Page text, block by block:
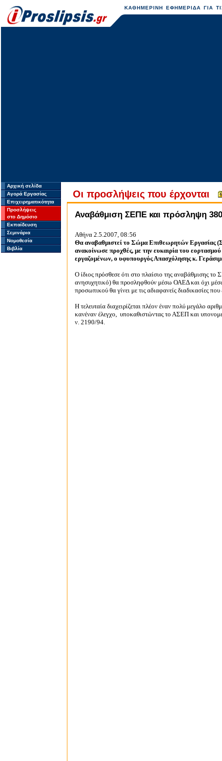
ΚΑΘΗΜΕΡΙΝΗ ΕΦΗΜΕΡΙΔΑ ΓΙΑ
Αρχική σελίδα
Αγορά Εργασίας
Επιχειρηματικότητα
Προσλήψεις
στο Δημόσιο
Εκπαίδευση
Σεμινάρια
Νομοθεσία
Βιβλία
Οι προσλήψεις που έρχονται
Αναβάθμιση ΣΕΠΕ και πρόσληψη
Αθήνα 2.5.2007, 08:56
Θα αναβαθμιστεί το Σώμα Επιθεωρητών Εργασίας
ανακοίνωσε προχθές, με την ευκαιρία του
εργαζομένων, ο υφυπουργός Απασχόλησης κ.
Ο ίδιος πρόσθεσε ότι στο πλαίσιο της αναβάθμισης το
ανησυχητικό) θα προσληφθούν μέσω ΟΑΕΔ και όχι
προσωπικού θα γίνει με τις αδιαφανείς διαδικασίες
Η τελευταία διαχειρίζεται πλέον έναν πολύ μεγάλο
κανέναν έλεγχο, υποκαθιστώντας το ΑΣΕΠ και
ν. 2190/94.